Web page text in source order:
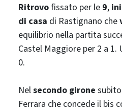
Ritrovofissato per le 9,
di casa di Rastignano che
equilibrio nella partita
Castel Maggiore per 2 a
0.
Nelsecondo girone
Ferrara che concede il bis